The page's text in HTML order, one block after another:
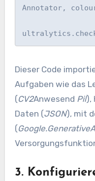
Annotator,
Dieser Code
Aufgaben wie das
(CV2Anwesend Pil),
Daten (JSON), mit
(
3.